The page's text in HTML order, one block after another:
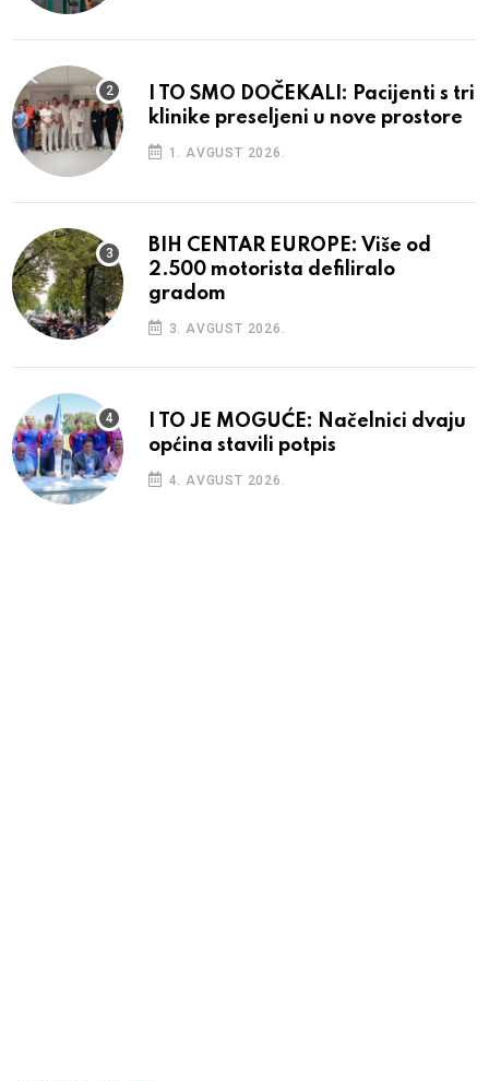
I TO SMO DOČEKALI: Pacijenti s tri
klinike preseljeni u nove prostore
1. AVGUST 2026.
BIH CENTAR EUROPE: Više od
2.500 motorista defiliralo
gradom
3. AVGUST 2026.
I TO JE MOGUĆE: Načelnici dvaju
općina stavili potpis
4. AVGUST 2026.